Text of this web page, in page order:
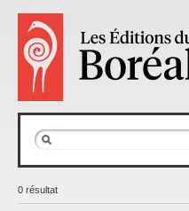
0 résultat